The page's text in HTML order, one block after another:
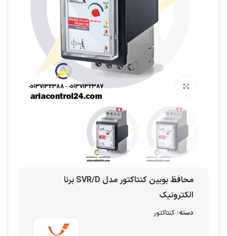
برای بزرگنمایی کلیک کنید
محافظ بوبین کنتاکتور مدل SVR/D برنا
الکترونیک
دسته: کنتاکتور